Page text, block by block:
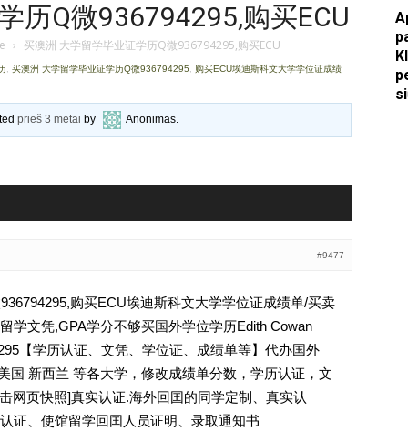
历Q微936794295,购买ECU
› 买澳洲 大学留学毕业证学历Q微936794295,购买ECU
买澳洲 大学留学毕业证学历Q微936794295
购买ECU埃迪斯科文大学学位证成绩
prieš 3 metai by Anonimas.
#9477
购买ECU埃迪斯科文大学学位证成绩单/买卖
学文凭,GPA学分不够买国外学位学历Edith Cowan
【学历认证、文凭、学位证、成绩单等】代办国外
国 新西兰 等各大学，修改成绩单分数，学历认证，文
网页快照]真实认证.海外回囯的同学定制、真实认
证、使馆留学回囯人员证明、录取通知书